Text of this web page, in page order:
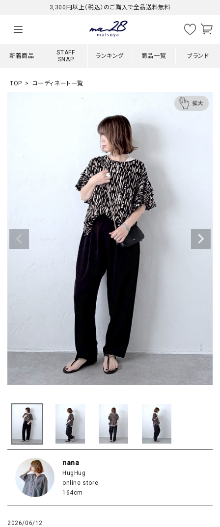
3,300円以上（税込）のご購入で全品送料無料
新着商品
STAFF
SNAP
ランキング 商品一覧 ブランド
TOP コーディネート一覧
nana
HugHug
online store
164cm
2026/06/12